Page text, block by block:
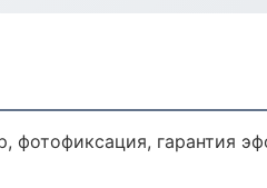
гарантия